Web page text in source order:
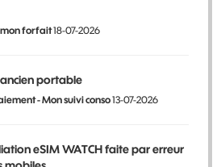
forfait18-07-2026
portable
- Mon suivi conso13-07-2026
eSIM WATCH faite par erreur